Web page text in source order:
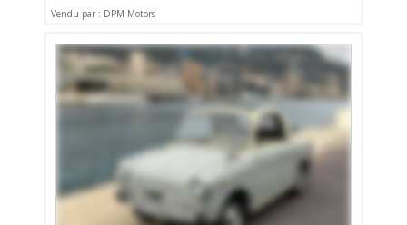
Vendu par : DPM Motors